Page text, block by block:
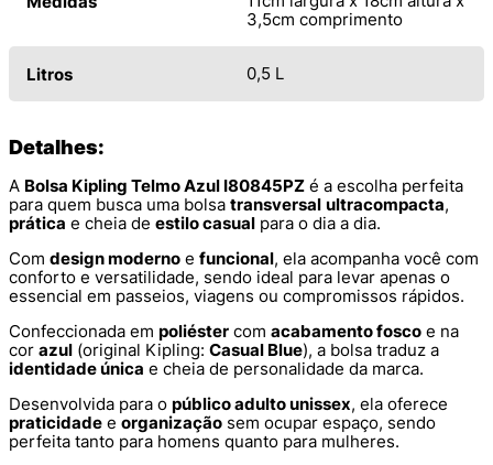
3,5cm comprimento
Litros 0,5 L
Detalhes:
A Bolsa Kipling Telmo Azul I80845PZ é a escolha perfeita
para quem busca uma bolsa transversal ultracompacta,
prática e cheia de estilo casual para o dia a dia.
Com design moderno e funcional, ela acompanha você com
conforto e versatilidade, sendo ideal para levar apenas o
essencial em passeios, viagens ou compromissos rápidos.
Confeccionada em poliéster com acabamento fosco e na
cor azul (original Kipling: Casual Blue), a bolsa traduz a
identidade única e cheia de personalidade da marca.
Desenvolvida para o público adulto unissex, ela oferece
praticidade e organização sem ocupar espaço, sendo
perfeita tanto para homens quanto para mulheres.